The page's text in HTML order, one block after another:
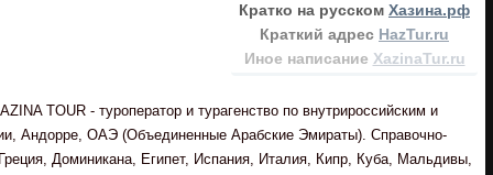
Кратко на русском Хазина.рф
Краткий адрес HazTur.ru
Иное написание XazinaTur.ru
TOUR - туроператор и турагенство по внутрироссийским и
Андорре, ОАЭ (Объединенные Арабские Эмираты). Справочно-
Доминикана, Египет, Испания, Италия, Кипр, Куба, Мальдивы,